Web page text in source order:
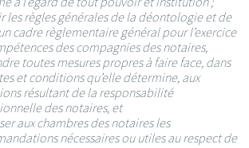
les règles générales de la déontologie et de
cadre règlementaire général pour l’exercice
des compagnies des notaires,
toutes mesures propres à faire face, dans
et conditions qu’elle détermine, aux
résultant de la responsabilité
des notaires, et
aux chambres des notaires les
nécessaires ou utiles au respect de